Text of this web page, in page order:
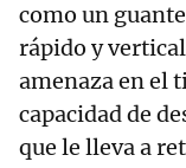
como un
rápido y
amenaza en el
capacidad de
que le lleva a